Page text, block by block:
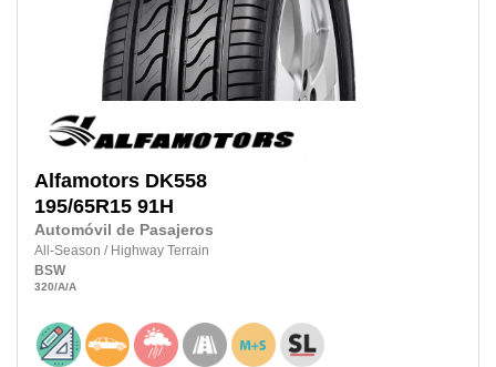
Alfamotors DK558
195/65R15 91H
Automóvil de Pasajeros
All-Season / Highway Terrain
BSW
320/A/A